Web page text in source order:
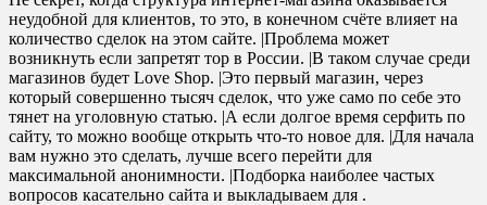
неудобной для клиентов, то это, в конечном счёте влияет на
количество сделок на этом сайте. |Проблема может
возникнуть если запретят тор в России. |В таком случае среди
магазинов будет Love Shop. |Это первый магазин, через
который совершенно тысяч сделок, что уже само по себе это
тянет на уголовную статью. |А если долгое время серфить по
сайту, то можно вообще открыть что-то новое для. |Для начала
вам нужно это сделать, лучше всего перейти для
максимальной анонимности. |Подборка наиболее частых
вопросов касательно сайта и выкладываем для .